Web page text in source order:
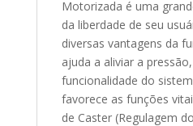
Motorizada é uma
da liberdade de seu
diversas vantagens da
ajuda a aliviar a
funcionalidade do
favorece as funções
de Caster (Regulagem